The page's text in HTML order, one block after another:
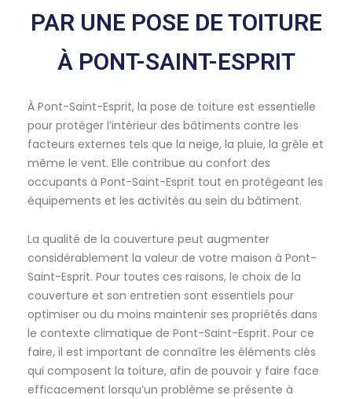
PAR UNE POSE DE TOITURE
À PONT-SAINT-ESPRIT
À Pont-Saint-Esprit, la pose de toiture est essentielle
pour protéger l’intérieur des bâtiments contre les
facteurs externes tels que la neige, la pluie, la grêle et
même le vent. Elle contribue au confort des
occupants à Pont-Saint-Esprit tout en protégeant les
équipements et les activités au sein du bâtiment.
La qualité de la couverture peut augmenter
considérablement la valeur de votre maison à Pont-
Saint-Esprit. Pour toutes ces raisons, le choix de la
couverture et son entretien sont essentiels pour
optimiser ou du moins maintenir ses propriétés dans
le contexte climatique de Pont-Saint-Esprit. Pour ce
faire, il est important de connaître les éléments clés
qui composent la toiture, afin de pouvoir y faire face
efficacement lorsqu’un problème se présente à